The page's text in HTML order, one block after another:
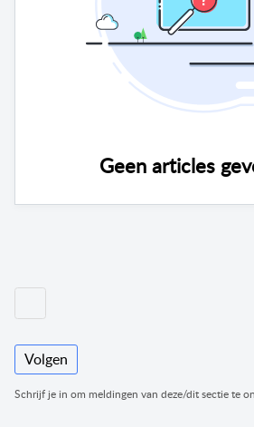
Geen articles
Volgen
Schrijf je in om meldingen van deze/dit sectie te